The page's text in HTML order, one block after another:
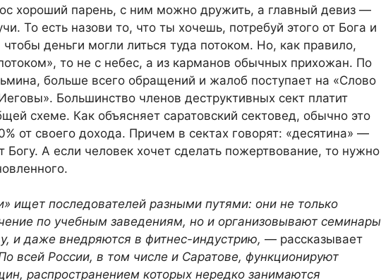
хороший парень, с ним можно дружить, а главный девиз —
То есть назови то, что ты хочешь, потребуй этого от Бога и
деньги могли литься туда потоком. Но, как правило,
то не с небес, а из карманов обычных прихожан. По
больше всего обращений и жалоб поступает на «Слово
Большинство членов деструктивных сект платит
схеме. Как объясняет саратовский сектовед, обычно это
от своего дохода. Причем в сектах говорят: «десятина» —
Богу. А если человек хочет сделать пожертвование, то нужно
ищет последователей разными путями: они не только
по учебным заведениям, но и организовывают семинары
и даже внедряются в фитнес-индустрию, — рассказывает
всей России, в том числе и Саратове, функционируют
распространением которых нередко занимаются